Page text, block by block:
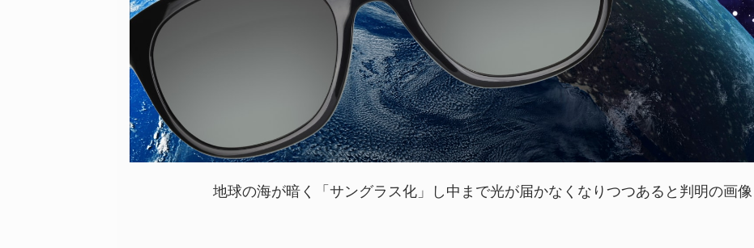
地球の海が暗く「サングラス化」し中まで光が届かなくなりつつあると判明の画